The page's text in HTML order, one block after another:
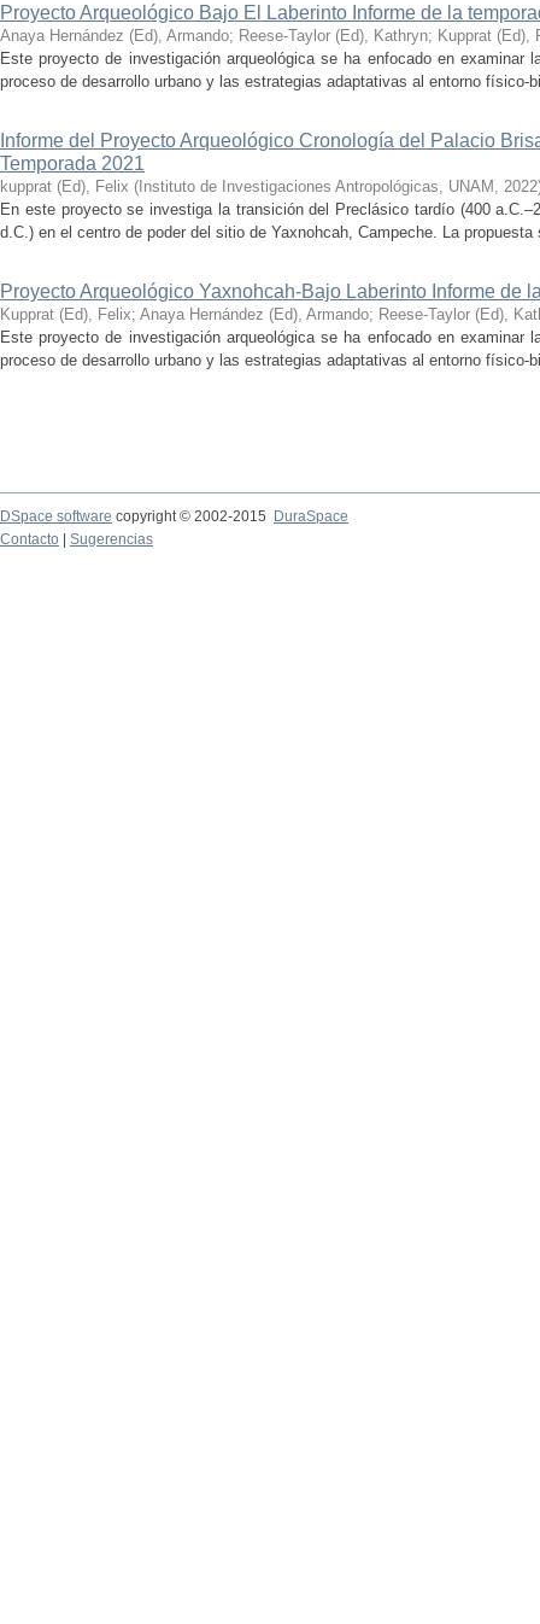
Proyecto Arqueológico Bajo El Laberinto Informe de la
Anaya Hernández (Ed), Armando; Reese-Taylor (Ed), Kathryn; Kupprat (Ed),
Este proyecto de investigación arqueológica se ha enfocado en examinar
proceso de desarrollo urbano y las estrategias adaptativas al entorno físico-
Informe del Proyecto Arqueológico Cronología del Palacio
Temporada 2021
kupprat (Ed), Felix ( Instituto de Investigaciones Antropológicas, UNAM , 2022
En este proyecto se investiga la transición del Preclásico tardío (400
d.C.) en el centro de poder del sitio de Yaxnohcah, Campeche. La
Proyecto Arqueológico Yaxnohcah-Bajo Laberinto Informe de
Kupprat (Ed), Felix; Anaya Hernández (Ed), Armando; Reese-Taylor (Ed),
Este proyecto de investigación arqueológica se ha enfocado en examinar
proceso de desarrollo urbano y las estrategias adaptativas al entorno físico-
DSpace software copyright © 2002-2015
DuraSpace
Contacto
Sugerencias